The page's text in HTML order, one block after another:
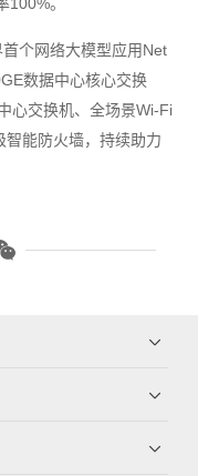
个网络大模型应用Net
数据中心核心交换
心交换机、全场景Wi-Fi
能防火墙，持续助力